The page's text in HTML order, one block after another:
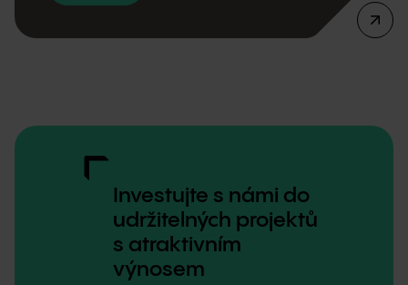
Investujte s námi do
udržitelných projektů
s atraktivním
výnosem